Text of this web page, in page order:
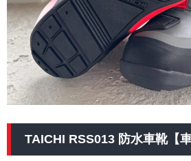
TAICHI RSS013 防水車靴【車